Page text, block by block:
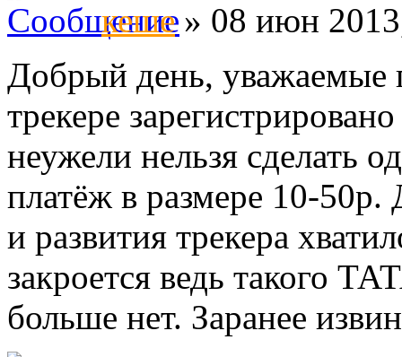
кеше» 08 июн
Добрый день, уважаемые
трекере
неужели нельзя сделать
платёж в размере 10-
и развития трекера
закроется ведь такого
больше нет. Заранее